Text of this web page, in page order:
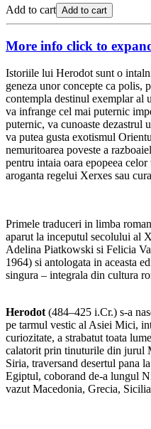
Add to cart Add to cart
More info click to
Istoriile lui Herodot sunt o
geneza unor concepte ca polis,
contempla destinul exemplar al
va infrange cel mai puternic
puternic, va cunoaste
va putea gusta exotismul
nemuritoarea poveste a
pentru intaia oara epopeea
aroganta regelui Xerxes sau
Primele traduceri in limba
aparut la inceputul secolului al
Adelina Piatkowski si Felicia
1964) si antologata in aceasta
singura – integrala din cultura
Herodot (484–425 i.Cr.) s-a
pe tarmul vestic al Asiei Mici,
curiozitate, a strabatut toata
calatorit prin tinuturile din jurul
Siria, traversand desertul pana
Egiptul, coborand de-a lungul
vazut Macedonia, Grecia,